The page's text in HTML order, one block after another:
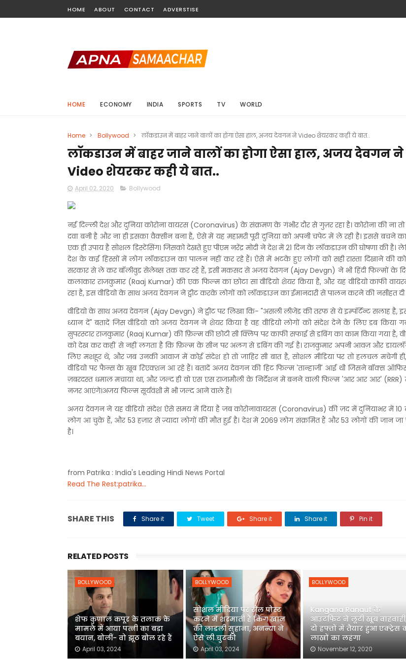
HOME ABOUT CONTACT ADVERSTISE
HOME ECONOMY INDIA SPORTS TV WORLD
Home > Bollywood > लॉकडाउन में बाहर जाने वालों का होगा ऐसा हाल, अजय देवगन ने Video शेयरकर कही ये बात..
लॉकडाउन में बाहर जाने वालों का होगा ऐसा हाल, अजय देवगन ने
Video शेयरकर कही ये बात..
April 02, 2020 Bollywood
नई दिल्ली देश और दुनिया कोरोना वायरस (Coronavirus) के संक्रमण के गंभीर दौर से गुज़र रहा है। कोरोना की ना
दवा बनी है और ना ही इसका वैक्सीन बना है, ऐसे में यह महामरी पूरी दुनिया को अपनी चपेट में ले रही है। इससे बचने
एक ही उपाय है सोशल डिस्टेंसिंग। जिसको देखते हुए पीएम नरेंद्र मोदी ने देश में 21 दिन के लॉकडाउन की घोषणा की है।
देश के कई हिस्सों में लोग लॉकडाउन का पालन नहीं कर रहे हैं। ऐसे में भटके हुए लोगों को सही रास्ता दिखाने की
सरकार से ले कर बॉलीवुड सेलेब्स तक कर रहे हैं, इसी मकसद से अजय देवगन (Ajay Devgn) ने भी हिंदी फिल्मों के
कलाकार राजकुमार (Raaj Kumar) की एक फिल्म का छोटा सा वीडियो शेयर किया है, और यह वीडियो काफी
रहा है, इस वीडियो के साथ अजय देवगन ने ट्वीट करके लोगों को लॉकडाउन का ईमानदारी से पालन करने की नसीहत दी
वीडियो के साथ अजय देवगन (Ajay Devgn) ने ट्वीट पर लिखा कि- "असली लीजेंड की तरफ से ये इम्पॉर्टेन्ट सलाह है,
ध्यान दें" बतादें जिस वीडियो को अजय देवगन ने शेयर किया है वह वीडियो लोगों को संदेश देने के लिए डब किया
सुपरस्टार राजकुमार (Raaj Kumar) की फ़िल्म की छोटी सी क्लिप पर काफी सफाई से डबिंग का काम किया गया है,
को देख कर कहीं से नहीं लगता है कि फ़िल्म के सीन पर अलग से डबिंग की गई है। राजकुमार अपनी आवज़ और
लिए मशहूर थे, और जब उनकी आवाज में कोई संदेश हो तो जाहिर सी बात है, सोशल मीडिया पर तो हलचल मचेगी
वीडियो पर फैन्स के खूब रिएक्शन आ रहे हैं। बतादें अजय देवगन की हिट फिल्म 'तान्हाजी' आई थी जिसने बॉक्स
ज़बरदस्त धमाल मचाया था, और जल्द ही वो एस एस राजामौली के निर्देशन में बनने वाली फिल्म 'आर आर आर' (RRR)
नजर आएंगे।अजय फिल्म सूर्यवंशी में भी जल्द आने वाले हैं।
अजय देवगन ने यह वीडियो संदेश ऐसे समय में दिया है जब कोरोनावायरस (Coronavirus) की ज़द में दुनियाभर में 10
लोग आ चुके हैं, और 53 हज़ार से ज़्यादा लोगों की मौत हुई है। देश मे 2069 लोग संक्रमित हैं और 53 लोगों की जान जा
है।
from Patrika : India's Leading Hindi News Portal
Read The Rest:patrika...
SHARE THIS Share it Tweet Share it Share it Pin it
RELATED POSTS
BOLLYWOOD
शेफ कुणाल कपूर के तलाक के
मामले में आया पत्नी का बड़ा
बयान, बोलीं- वो झूठ बोल रहे हैं
April 03, 2024
BOLLYWOOD
सोशल मीडिया पर रील पोस्ट
करने में शरमाती हैं किंग खान
की लाडली सुहाना, अनन्या ने
ऐसे ली चुटकी
April 03, 2024
BOLLYWOOD
Kangana Ranaut के
आउटफिट ने लूटी खूब
दो हफ्तों में तैयार हुआ एक्ट्रेस
लाखों का लहंगा
November 12, 2020